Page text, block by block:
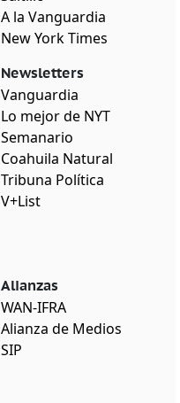
A la Vanguardia
New York Times
Newsletters
Vanguardia
Lo mejor de NYT
Semanario
Coahuila Natural
Tribuna Política
V+List
Alianzas
WAN-IFRA
Alianza de Medios
SIP